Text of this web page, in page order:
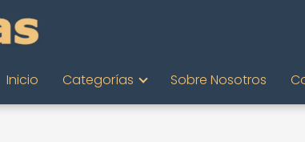
Inicio Categorías Sobre Nosotros